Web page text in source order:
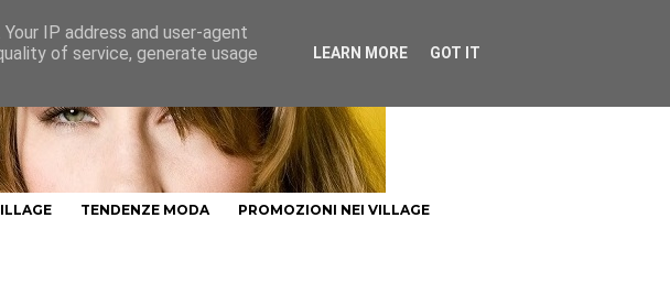
TENDENZE MODA
PROMOZIONI NEI VILLAGE
IP address and user-agent
of service, generate usage
LEARN MORE GOT IT